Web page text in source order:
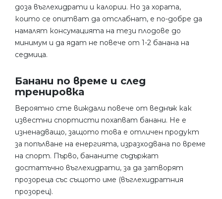
доза въглехидрати и калории. Но за хората,
които се опитват да отслабнат, е по-добре да
намалят консумацията на тези плодове до
минимум и да ядат не повече от 1-2 банана на
седмица.
Банани по време и след
тренировка
Вероятно сте виждали повече от веднъж как
известни спортисти похапват банани. Не е
изненадващо, защото това е отличен продукт
за попълване на енергията, изразходвана по време
на спорт. Първо, бананите съдържат
достатъчно въглехидрати, за да затворят
прозореца със същото име (въглехидратния
прозорец).